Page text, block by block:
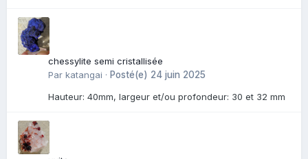
chessylite semi cristallisée
Par katangai · Posté(e) 24 juin 2025
Hauteur: 40mm, largeur et/ou profondeur: 30 et 32 mm